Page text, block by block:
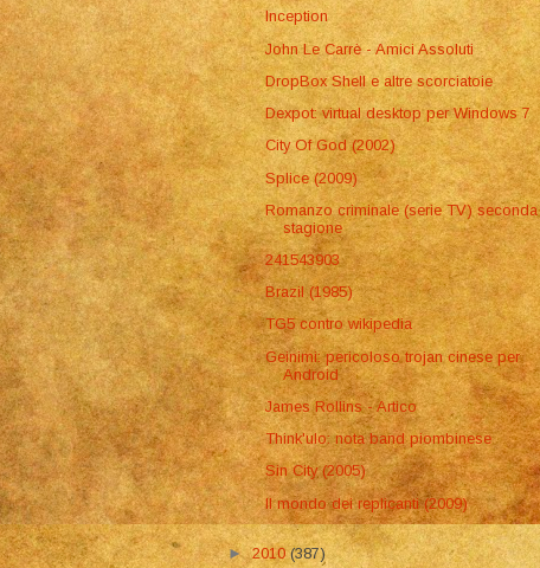
Inception
John Le Carrè - Amici Assoluti
DropBox Shell e altre scorciatoie
Dexpot: virtual desktop per Windows 7
City Of God (2002)
Splice (2009)
Romanzo criminale (serie TV) seconda
stagione
241543903
Brazil (1985)
TG5 contro wikipedia
Geinimi: pericoloso trojan cinese per
Android
James Rollins - Artico
Think'ulo: nota band piombinese
Sin City (2005)
Il mondo dei replicanti (2009)
►2010(387)